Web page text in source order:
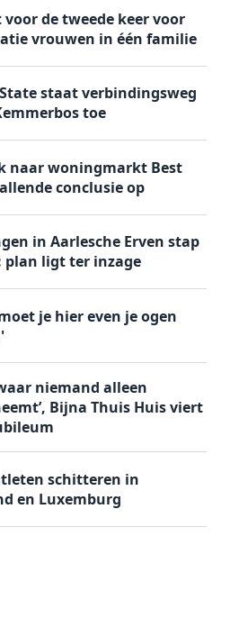
voor de tweede keer voor
vrouwen in één familie
staat verbindingsweg
toe
naar woningmarkt Best
conclusie op
in Aarlesche Erven stap
ligt ter inzage
je hier even je ogen
niemand alleen
Bijna Thuis Huis viert
schitteren in
en Luxemburg